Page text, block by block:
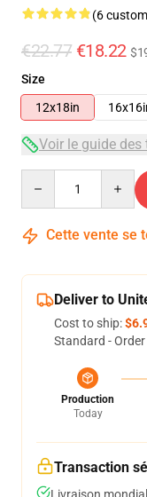
(6
€22.77 €18.22
Size
12x18in
Voir le guide des
Cette vente se
Deliver to
Cost to ship:
Standard -
Production
Today
Transaction